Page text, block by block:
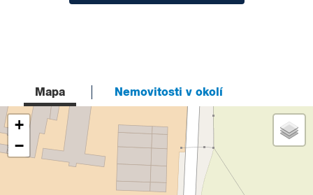
Mapa Nemovitosti v okolí
+
−